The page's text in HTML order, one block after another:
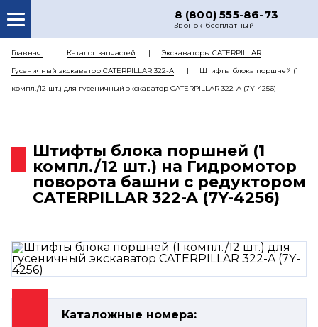
8 (800) 555-86-73
Звонок бесплатный
О НАС
КАТАЛОГ ЗАПЧАСТЕЙ
РЕМОНТ
ЦЕНЫ
КОНТАКТЫ
Главная Каталог запчастей
Экскаваторы CATERPILLAR
Гусеничный экскаватор CATERPILLAR 322-A
Штифты блока поршней (1
компл./12 шт.) для гусеничный экскаватор CATERPILLAR 322-A (7Y-4256)
Штифты блока поршней (1
компл./12 шт.) на Гидромотор
поворота башни с редуктором
CATERPILLAR 322-A (7Y-4256)
Каталожные номера: